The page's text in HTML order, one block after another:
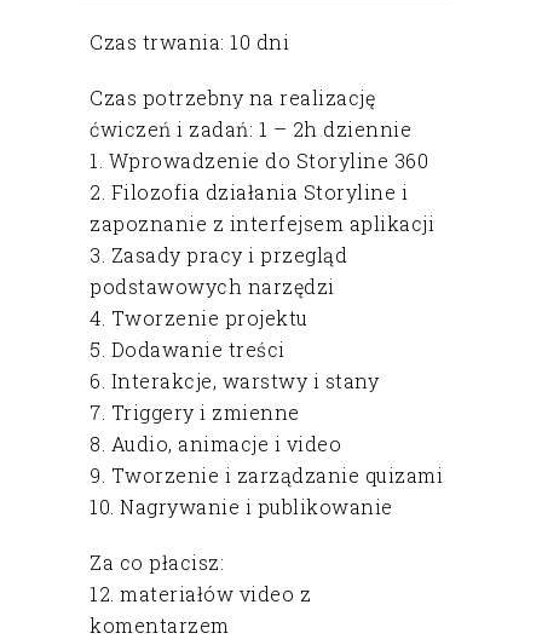
Czas trwania: 10 dni
Czas potrzebny na realizację
ćwiczeń i zadań: 1 – 2h dziennie
1. Wprowadzenie do Storyline 360
2. Filozofia działania Storyline i
zapoznanie z interfejsem aplikacji
3. Zasady pracy i przegląd
podstawowych narzędzi
4. Tworzenie projektu
5. Dodawanie treści
6. Interakcje, warstwy i stany
7. Triggery i zmienne
8. Audio, animacje i video
9. Tworzenie i zarządzanie quizami
10. Nagrywanie i publikowanie
Za co płacisz:
12. materiałów video z
komentarzem